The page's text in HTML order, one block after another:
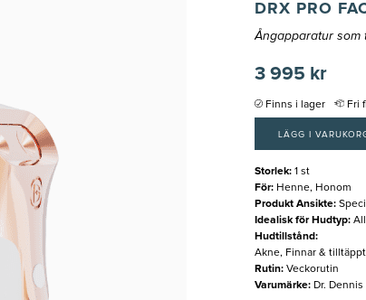
DRX PRO
Ångapparatur som
3 995 kr
Finns i lager Fri
LÄGG I
Storlek: 1 st
För: Henne, Honom
Produkt Ansikte:
Idealisk för Hudtyp:
Hudtillstånd:
Akne, Finnar &
Rutin: Veckorutin
Varumärke: Dr. Dennis